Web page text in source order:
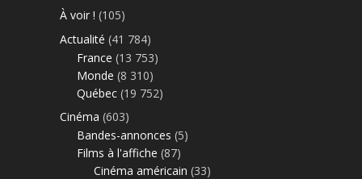
À voir ! (105)
Actualité (41 784)
France (13 753)
Monde (8 310)
Québec (19 752)
Cinéma (603)
Bandes-annonces (5)
Films à l'affiche (87)
Cinéma américain (33)